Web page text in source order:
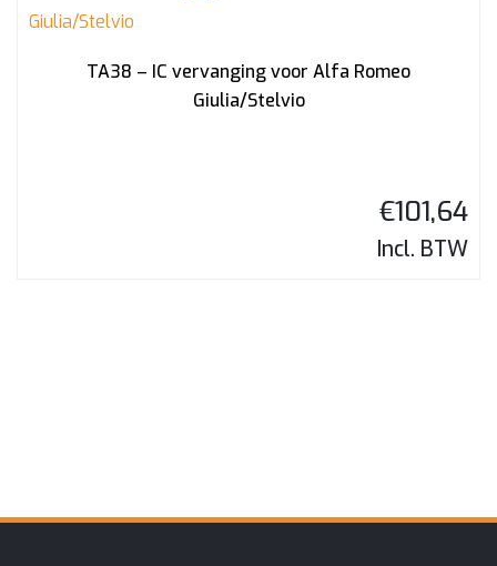
TA38 – IC vervanging voor Alfa Romeo
Giulia/Stelvio
€101,64
Incl. BTW